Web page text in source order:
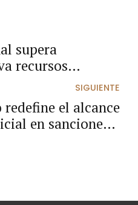
supera
recursos
SIGUIENTE
redefine el alcance
en sanciones a